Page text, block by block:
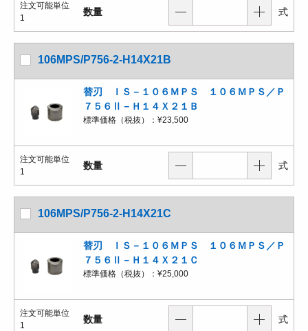
注文可能単位
1
数量 式
106MPS/P756-2-H14X21B
替刃 ＩＳ－１０６ＭＰＳ １０６ＭＰＳ／Ｐ
７５６Ⅱ－Ｈ１４Ｘ２１Ｂ
標準価格（税抜）： ¥23,500
注文可能単位
1
数量 式
106MPS/P756-2-H14X21C
替刃 ＩＳ－１０６ＭＰＳ １０６ＭＰＳ／Ｐ
７５６Ⅱ－Ｈ１４Ｘ２１Ｃ
標準価格（税抜）： ¥25,000
注文可能単位
1
数量 式